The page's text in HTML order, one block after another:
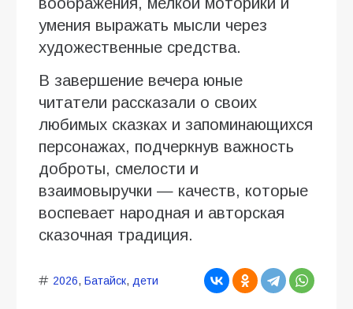
умения выражать мысли через
художественные средства.
В завершение вечера юные
читатели рассказали о своих
любимых сказках и запоминающихся
персонажах, подчеркнув важность
доброты, смелости и
взаимовыручки — качеств, которые
воспевает народная и авторская
сказочная традиция.
2026, Батайск, дети